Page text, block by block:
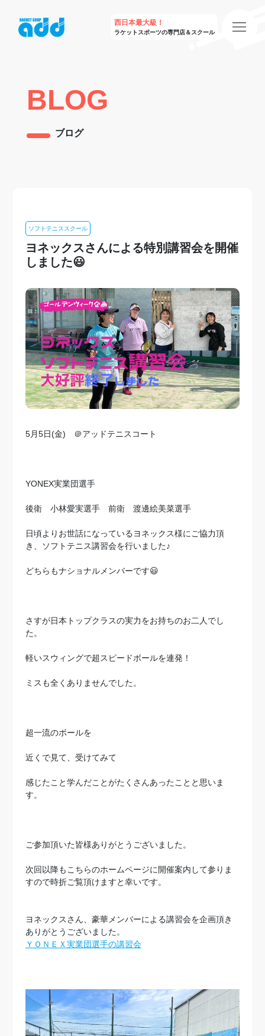
西日本最大級！
ラケットスポーツの専門店＆スクール
BLOG
ブログ
ソフトテニススクール
ヨネックスさんによる特別講習会を開催
しました😃
5月5日(金) ＠アッドテニスコート
YONEX実業団選手
後衛 小林愛実選手 前衛 渡邊絵美菜選手
日頃よりお世話になっているヨネックス様にご協力頂
き、ソフトテニス講習会を行いました♪
どちらもナショナルメンバーです😃
さすが日本トップクラスの実力をお持ちのお二人でし
た。
軽いスウィングで超スピードボールを連発！
ミスも全くありませんでした。
超一流のボールを
近くで見て、受けてみて
感じたこと学んだことがたくさんあったことと思いま
す。
ご参加頂いた皆様ありがとうございました。
次回以降もこちらのホームページに開催案内して参りま
すので時折ご覧頂けますと幸いです。
ヨネックスさん、豪華メンバーによる講習会を企画頂き
ありがとうございました。
ＹＯＮＥＸ実業団選手の講習会